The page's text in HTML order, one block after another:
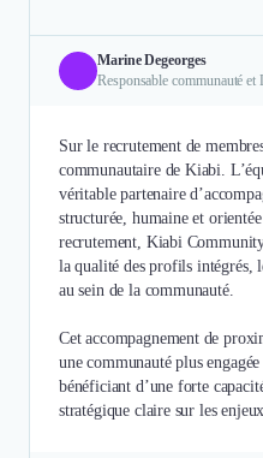
Marine Degeorges
Responsable communauté et
Sur le recrutement de
communautaire de Kiabi.
véritable partenaire
structurée, humaine et
recrutement, Kiabi
la qualité des profils intégrés,
au sein de la communauté.
Cet accompagnement de
une communauté plus
bénéficiant d’une forte
stratégique claire sur les